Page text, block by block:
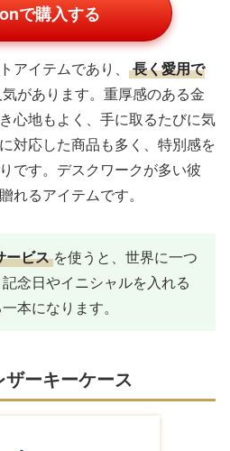
で購入する
アイテムであり、
長く愛用で
があります。重厚感のある金
心地もよく、手に取るたびに気
対応した商品も多く、特別感を
です。デスクワークが多い彼
れるアイテムです。
ービス を使うと、世界に一つ
念日やイニシャルを入れる
本になります。
ーキーケース